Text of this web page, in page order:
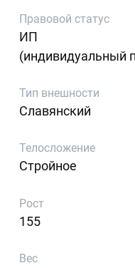
Правовой статус
ИП
(индивидуальный
Тип внешности
Славянский
Телосложение
Стройное
Рост
155
Вес